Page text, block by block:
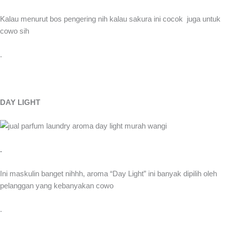
Kalau menurut bos pengering nih kalau sakura ini cocok juga untuk
cowo sih
.
DAY LIGHT
.
Ini maskulin banget nihhh, aroma “Day Light” ini banyak dipilih oleh
pelanggan yang kebanyakan cowo
.